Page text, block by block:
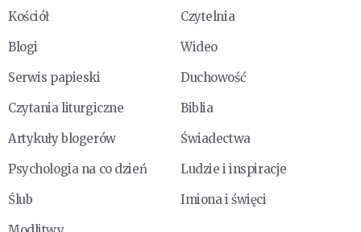
Kościół
Czytelnia
Blogi
Wideo
Serwis papieski
Duchowość
Czytania liturgiczne
Biblia
Artykuły blogerów
Świadectwa
Psychologia na co dzień
Ludzie i inspiracje
Ślub
Imiona i święci